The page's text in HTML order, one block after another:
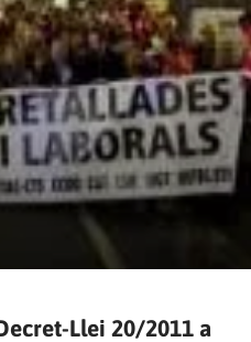
Llei 20/2011 a